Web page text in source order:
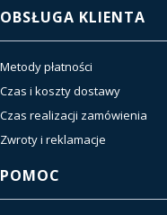
OBSŁUGA KLIENTA
Metody płatności
Czas i koszty dostawy
Czas realizacji zamówienia
Zwroty i reklamacje
POMOC